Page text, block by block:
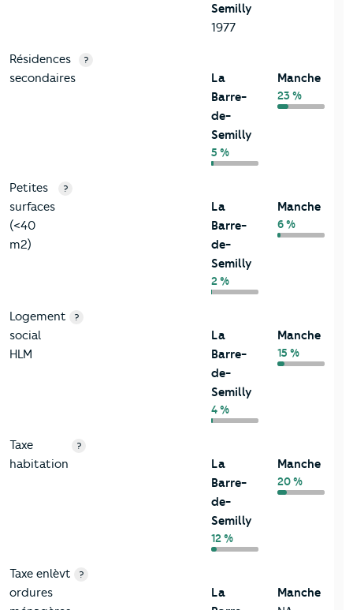
Semilly
1977
Résidences
secondaires
?
La
Barre-
de-
Semilly
5 %
Manche
23 %
Petites
surfaces
(<40
m2)
?
La
Barre-
de-
Semilly
2 %
Manche
6 %
Logement
social
HLM
?
La
Barre-
de-
Semilly
4 %
Manche
15 %
Taxe
habitation
?
La
Barre-
de-
Semilly
12 %
Manche
20 %
Taxe enlèvt
ordures
?
La
Manche